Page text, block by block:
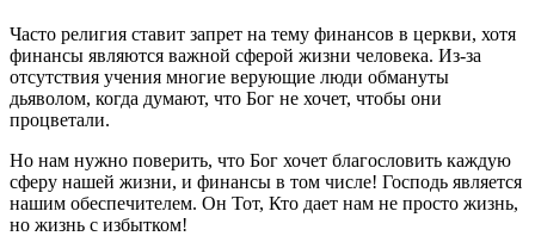
Часто религия ставит запрет на тему финансов в церкви, хотя
финансы являются важной сферой жизни человека. Из-за
отсутствия учения многие верующие люди обмануты
дьяволом, когда думают, что Бог не хочет, чтобы они
процветали.
Но нам нужно поверить, что Бог хочет благословить каждую
сферу нашей жизни, и финансы в том числе! Господь является
нашим обеспечителем. Он Тот, Кто дает нам не просто жизнь,
но жизнь с избытком!